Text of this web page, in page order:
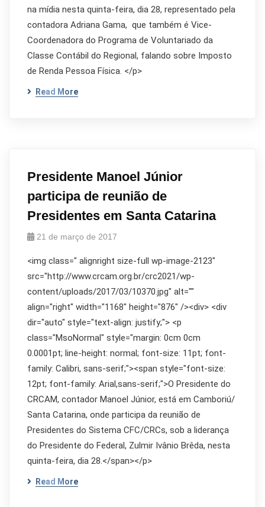
na mídia nesta quinta-feira, dia 28, representado pela
contadora Adriana Gama, que também é Vice-
Coordenadora do Programa de Voluntariado da
Classe Contábil do Regional, falando sobre Imposto
de Renda Pessoa Física. </p>
Read More
Presidente Manoel Júnior
participa de reunião de
Presidentes em Santa Catarina
21 de março de 2017
<img class=" alignright size-full wp-image-2123"
src="http://www.crcam.org.br/crc2021/wp-
content/uploads/2017/03/10370.jpg" alt=""
align="right" width="1168" height="876" /><div> <div
dir="auto" style="text-align: justify;"> <p
class="MsoNormal" style="margin: 0cm 0cm
0.0001pt; line-height: normal; font-size: 11pt; font-
family: Calibri, sans-serif;"><span style="font-size:
12pt; font-family: Arial,sans-serif;">O Presidente do
CRCAM, contador Manoel Júnior, está em Camboriú/
Santa Catarina, onde participa da reunião de
Presidentes do Sistema CFC/CRCs, sob a liderança
do Presidente do Federal, Zulmir Ivânio Brêda, nesta
quinta-feira, dia 28.</span></p>
Read More